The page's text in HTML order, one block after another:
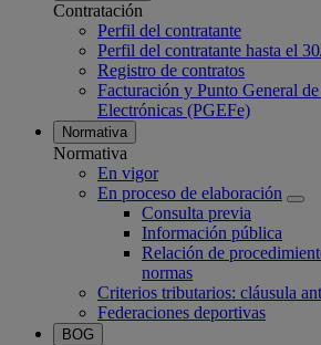
Contratación
Perfil del contratante
Perfil del contratante hasta el
Registro de contratos
Facturación y Punto General
Electrónicas (PGEFe)
Normativa
Normativa
En vigor
En proceso de elaboración
Consulta previa
Información pública
Relación de
normas
Criterios tributarios: cláusula
Federaciones deportivas
BOG